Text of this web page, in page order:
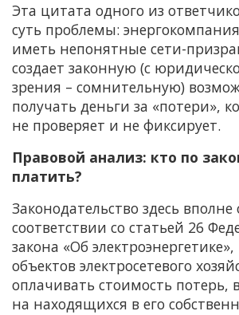
Эта цитата одного из
суть проблемы:
иметь непонятные сети-
создает законную (с
зрения – сомнительную)
получать деньги за «потери»,
не проверяет и не фиксирует.
Правовой анализ: кто по
платить?
Законодательство здесь
соответствии со статьей 26
закона «Об
объектов электросетевого
оплачивать стоимость
на находящихся в его